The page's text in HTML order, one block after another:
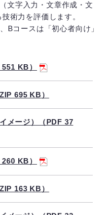
文字入力・文章作成・文
術力を評価します。
Bコースは「初心者向け」
KB）
695 KB）
メージ）（PDF 37
KB）
163 KB）